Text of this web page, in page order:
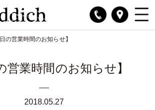
日の営業時間のお知らせ】
営業時間のお知らせ】
2018.05.27